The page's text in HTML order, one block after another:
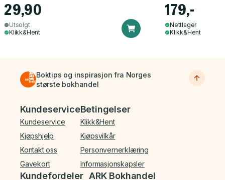
29,90
Utsolgt
Klikk&Hent
179,-
Nettlager
Klikk&Hent
Boktips og inspirasjon fra Norges
største bokhandel
Bunnmeny
Kundeservice
Kundeservice
Kjøpshjelp
Kontakt oss
Gavekort
Betingelser
Klikk&Hent
Kjøpsvilkår
Personvernerklæring
Informasjonskapsler
Kundefordeler ARK Bokhandel